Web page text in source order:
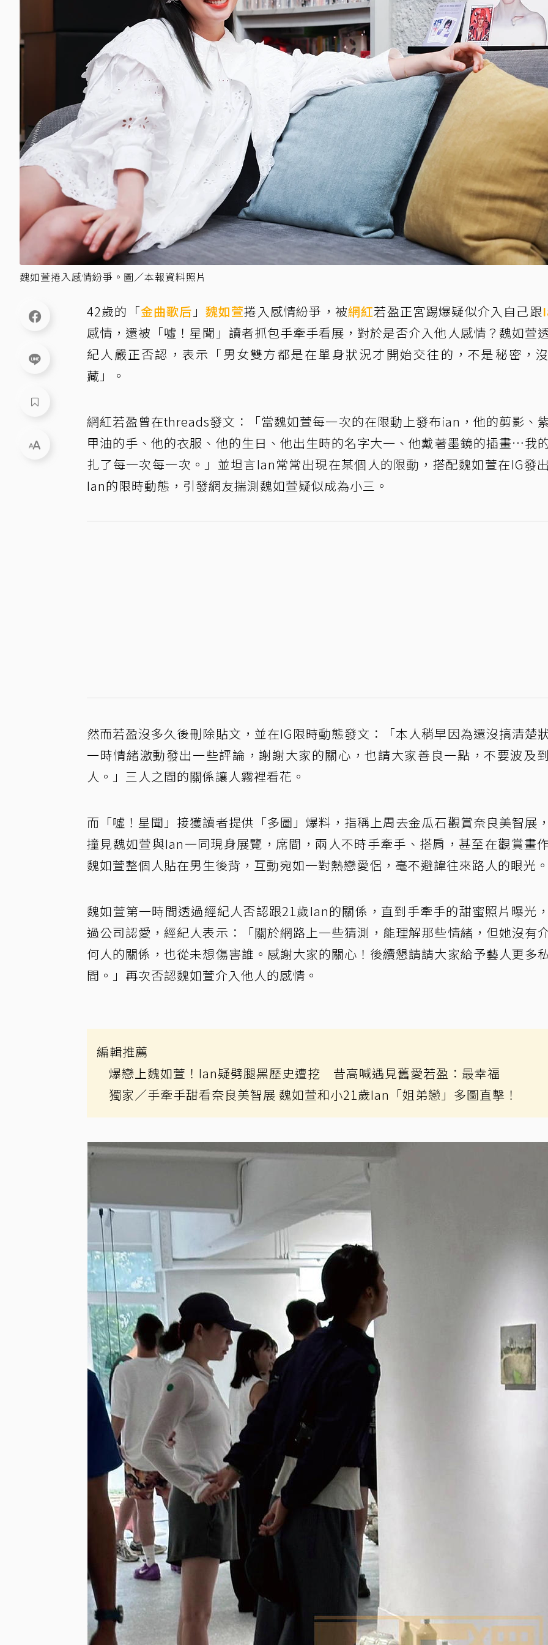
魏如萱捲入感情紛爭。圖／本報資料照片
42歲的「金曲歌后 」 魏如萱捲入感情紛爭，被網紅若盈正宮踢爆疑似介入自己跟
感情，還被「噓！星聞」讀者抓包手牽手看展，對於是否介入他人感情？魏如萱
紀人嚴正否認，表示「男女雙方都是在單身狀況才開始交往的，不是秘密，
藏」。
網紅若盈曾在threads發文：「當魏如萱每一次的在限動上發布ian，他的剪影、
甲油的手、他的衣服、他的生日、他出生時的名字大一、他戴著墨鏡的插畫…我
扎了每一次每一次。」並坦言Ian常常出現在某個人的限動，搭配魏如萱在IG發
Ian的限時動態，引發網友揣測魏如萱疑似成為小三。
然而若盈沒多久後刪除貼文，並在IG限時動態發文：「本人稍早因為還沒搞清楚
一時情緒激動發出一些評論，謝謝大家的關心，也請大家善良一點，不要波及
人。」三人之間的關係讓人霧裡看花。
而「噓！星聞」接獲讀者提供「多圖」爆料，指稱上周去金瓜石觀賞奈良美智展
撞見魏如萱與Ian一同現身展覽，席間，兩人不時手牽手、搭肩，甚至在觀賞畫
魏如萱整個人貼在男生後背，互動宛如一對熱戀愛侶，毫不避諱往來路人的眼光。
魏如萱第一時間透過經紀人否認跟21歲Ian的關係，直到手牽手的甜蜜照片曝光
過公司認愛，經紀人表示：「關於網路上一些猜測，能理解那些情緒，但她沒有
何人的關係，也從未想傷害誰。感謝大家的關心！後續懇請請大家給予藝人更多
間。」再次否認魏如萱介入他人的感情。
編輯推薦
爆戀上魏如萱！Ian疑劈腿黑歷史遭挖 昔高喊遇見舊愛若盈：最幸福
獨家／手牽手甜看奈良美智展 魏如萱和小21歲Ian「姐弟戀」多圖直擊！